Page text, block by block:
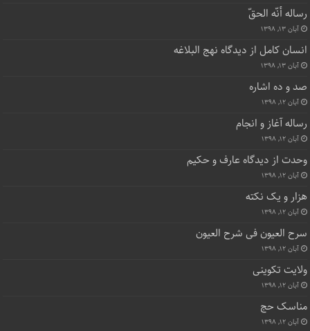
رساله أنّه الحقّ
آبان ۱۳, ۱۳۹۸
انسان کامل از دیدگاه نهج البلاغه
آبان ۱۳, ۱۳۹۸
صد و ده اشاره
آبان ۱۲, ۱۳۹۸
رساله آغاز و انجام
آبان ۱۲, ۱۳۹۸
وحدت از دیدگاه عارف و حکیم
آبان ۱۲, ۱۳۹۸
هزار و یک نکته
آبان ۱۲, ۱۳۹۸
سرح العیون فی شرح العیون
آبان ۱۲, ۱۳۹۸
ولایت تکوینی
آبان ۱۲, ۱۳۹۸
مناسک حج
آبان ۱۲, ۱۳۹۸